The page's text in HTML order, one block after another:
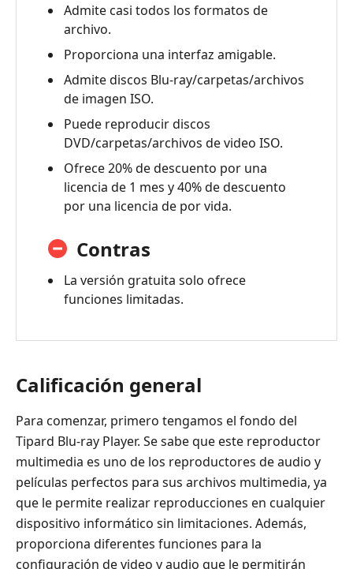
Admite casi todos los formatos de
archivo.
Proporciona una interfaz amigable.
Admite discos Blu-ray/carpetas/archivos
de imagen ISO.
Puede reproducir discos
DVD/carpetas/archivos de video ISO.
Ofrece 20% de descuento por una
licencia de 1 mes y 40% de descuento
por una licencia de por vida.
Contras
La versión gratuita solo ofrece
funciones limitadas.
Calificación general
Para comenzar, primero tengamos el fondo del
Tipard Blu-ray Player. Se sabe que este reproductor
multimedia es uno de los reproductores de audio y
películas perfectos para sus archivos multimedia, ya
que le permite realizar reproducciones en cualquier
dispositivo informático sin limitaciones. Además,
proporciona diferentes funciones para la
configuración de video y audio que le permitirán